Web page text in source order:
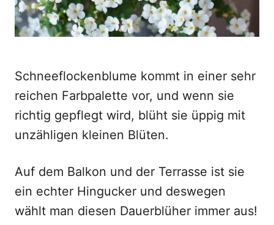
Schneeflockenblume kommt in einer sehr
reichen Farbpalette vor, und wenn sie
richtig gepflegt wird, blüht sie üppig mit
unzähligen kleinen Blüten.
Auf dem Balkon und der Terrasse ist sie
ein echter Hingucker und deswegen
wählt man diesen Dauerblüher immer aus!